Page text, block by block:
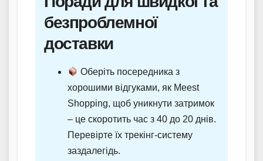
безпроблемної
доставки
Оберіть посередника з
хорошими відгуками, як Meest
Shopping, щоб уникнути затримок
– це скоротить час з 40 до 20 днів.
Перевірте їх трекінг-систему
заздалегідь.